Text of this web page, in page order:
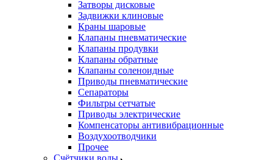
Затворы дисковые
Задвижки клиновые
Краны шаровые
Клапаны пневматические
Клапаны продувки
Клапаны обратные
Клапаны соленоидные
Приводы пневматические
Сепараторы
Фильтры сетчатые
Приводы электрические
Компенсаторы антивибрационные
Воздухоотводчики
Прочее
Счётчики воды